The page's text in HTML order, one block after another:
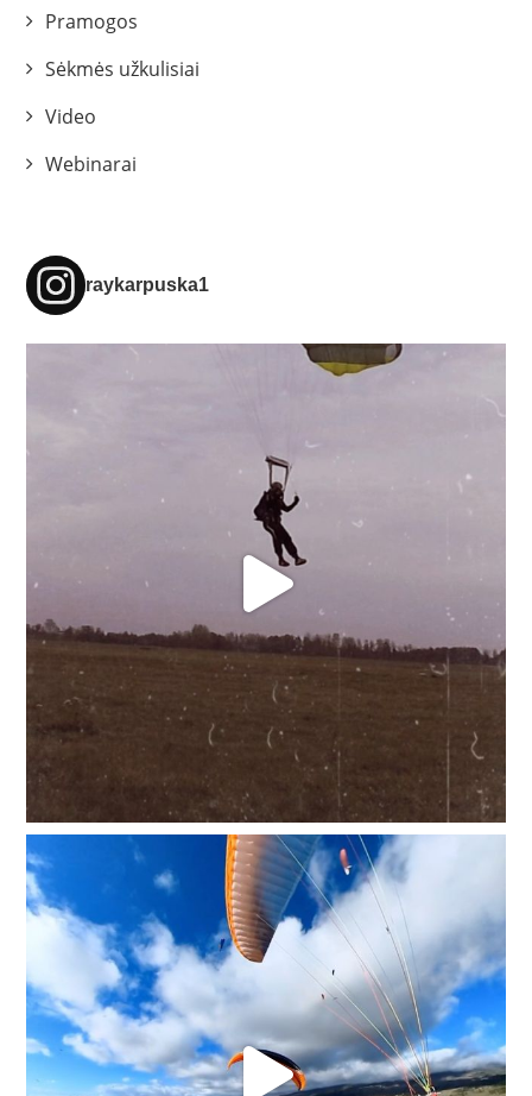
Pramogos
Sėkmės užkulisiai
Video
Webinarai
raykarpuska1